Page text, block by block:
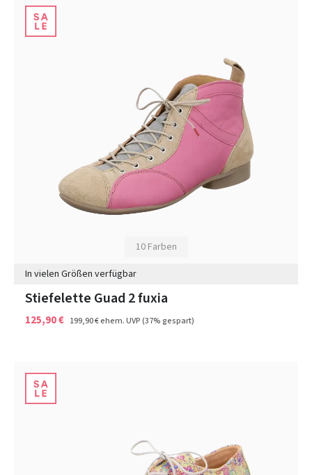
10 Farben
In vielen Größen verfügbar
Stiefelette Guad 2 fuxia
125,90 € 199,90 €ehem. UVP(37% gespart)